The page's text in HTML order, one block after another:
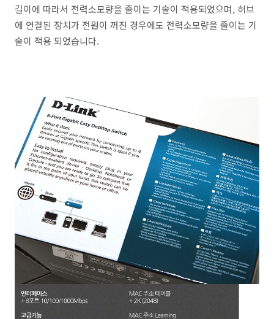
길이에 따라서 전력소모량을 줄이는 기술이 적용되었으며, 허브
에 연결된 장치가 전원이 꺼진 경우에도 전력소모량을 줄이는 기
술이 적용 되었습니다.